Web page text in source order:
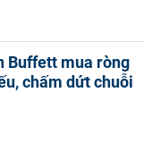
Buffett mua ròng
chấm dứt chuỗi